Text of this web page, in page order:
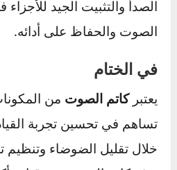
لكن قد يكون مستوى الضوضاء
الأخرى.
عند اختيار كاتم الصوت، من
مع نظام العادم في السيارة.
لتحديد نوع كاتم الصوت
تبحث عن أداء متوازن بين